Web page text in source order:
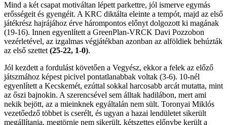
Mind a két csapat motiváltan lépett parkettre, jól ismerve egymás
erősségeit és gyengéit. A KRC diktálta eleinte a tempót, majd az első
játékrész hajrájához érve hárompontos előnyt dolgozott ki magának
(19-16). Innen egyenlített a GreenPlan-VRCK Davi Pozzobon
vezérletével, az izgalmas végjátékban azonban az alföldiek behúzták
az első szettet (25-22, 1-0).
Jól kezdett a fordulást követően a Vegyész, ekkor a felek az előző
játszmához képest picivel pontatlanabbak voltak (3-6). 10-nél
egyenlített a Kecskemét, ezúttal sokkal harcosabb arcát mutatta, mint
az őszi bajnokin. A szerencsével sem álltak hadilábon, mert ami
nekik bejött, az a mieinknek egyáltalán nem sült. Toronyai Miklós
vezetőedző többet is cserélt, és ugyan a hazai lendületet sikerült
megállítania, megtörnie nem sikerült, kétszettes előnybe került a